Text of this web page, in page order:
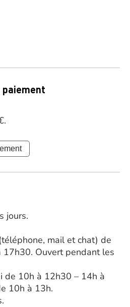
jours.
mail et chat) de
Ouvert pendant les
de 10h à 12h30 – 14h à
10h à 13h.